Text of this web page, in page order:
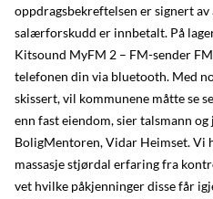
oppdragsbekreftelsen er signert
salærforskudd er innbetalt. På
Kitsound MyFM 2 – FM-sender
telefonen din via bluetooth. Med
skissert, vil kommunene måtte se
enn fast eiendom, sier talsmann
BoligMentoren, Vidar Heimset. Vi
massasje stjørdal erfaring fra
vet hvilke påkjenninger disse får